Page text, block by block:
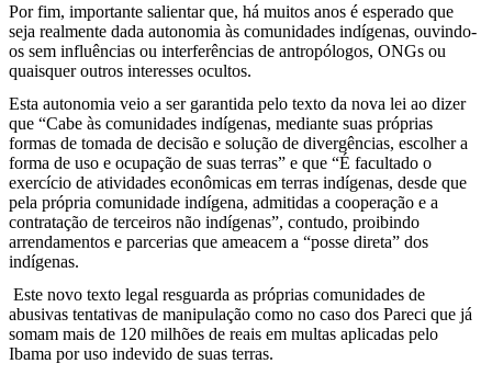
Por fim, importante salientar que, há muitos anos é esperado que
seja realmente dada autonomia às comunidades indígenas, ouvindo-
os sem influências ou interferências de antropólogos, ONGs ou
quaisquer outros interesses ocultos.
Esta autonomia veio a ser garantida pelo texto da nova lei ao dizer
que “Cabe às comunidades indígenas, mediante suas próprias
formas de tomada de decisão e solução de divergências, escolher a
forma de uso e ocupação de suas terras” e que “É facultado o
exercício de atividades econômicas em terras indígenas, desde que
pela própria comunidade indígena, admitidas a cooperação e a
contratação de terceiros não indígenas”, contudo, proibindo
arrendamentos e parcerias que ameacem a “posse direta” dos
indígenas.
Este novo texto legal resguarda as próprias comunidades de
abusivas tentativas de manipulação como no caso dos Pareci que já
somam mais de 120 milhões de reais em multas aplicadas pelo
Ibama por uso indevido de suas terras.